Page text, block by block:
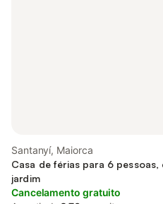
Santanyí, Maiorca
Casa de férias para 6 pessoas,
jardim
Cancelamento gratuito